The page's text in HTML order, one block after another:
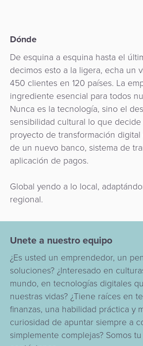
Dónde
De esquina a esquina hasta el
decimos esto a la ligera, echa un
450 clientes en 120 países. La
ingrediente esencial para todos
Nunca es la tecnología, sino el
sensibilidad cultural lo que
proyecto de transformación
de un nuevo banco, sistema de
aplicación de pagos.
Global yendo a lo local,
regional.
Unete a nuestro equipo
¿Es usted un emprendedor, un
soluciones? ¿Interesado en
mundo, en tecnologías digitales
nuestras vidas? ¿Tiene raíces en
finanzas, una habilidad práctica y
curiosidad de apuntar siempre a
simplemente complejas? Somos